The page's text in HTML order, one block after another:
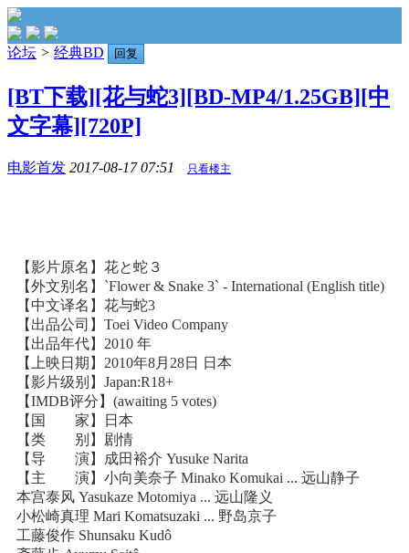
论坛 > 经典BD 回复
[BT下载][花与蛇3][BD-MP4/1.25GB][中
文字幕][720P]
电影首发 2017-08-17 07:51 只看楼主
【影片原名】花と蛇３
【外文别名】`Flower & Snake 3` - International (English title)
【中文译名】花与蛇3
【出品公司】Toei Video Company
【出品年代】2010 年
【上映日期】2010年8月28日 日本
【影片级别】Japan:R18+
【IMDB评分】(awaiting 5 votes)
【国 家】日本
【类 别】剧情
【导 演】成田裕介 Yusuke Narita
【主 演】小向美奈子 Minako Komukai ... 远山静子
本宫泰风 Yasukaze Motomiya ... 远山隆义
小松崎真理 Mari Komatsuzaki ... 野岛京子
工藤俊作 Shunsaku Kudô